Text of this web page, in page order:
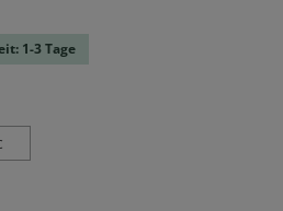
1-3 Tage